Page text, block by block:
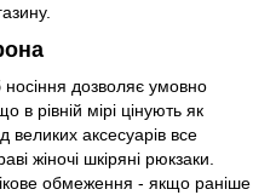
дозволяє умовно
в рівній мірі цінують як
великих аксесуарів все
жіночі шкіряні рюкзаки.
обмеження - якщо раніше